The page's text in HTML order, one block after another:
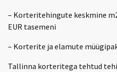
– Korteritehingute keskmine
EUR tasemeni
– Korterite ja elamute
Tallinna korteritega tehtud